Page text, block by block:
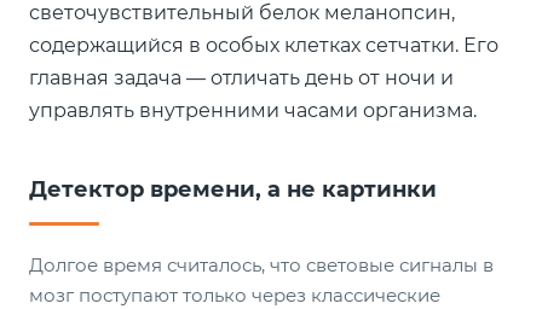
светочувствительный белок меланопсин,
содержащийся в особых клетках сетчатки. Его
главная задача — отличать день от ночи и
управлять внутренними часами организма.
Детектор времени, а не картинки
Долгое время считалось, что световые сигналы в
мозг поступают только через классические